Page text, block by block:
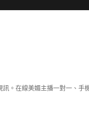
。在線美媚主播一對一、手